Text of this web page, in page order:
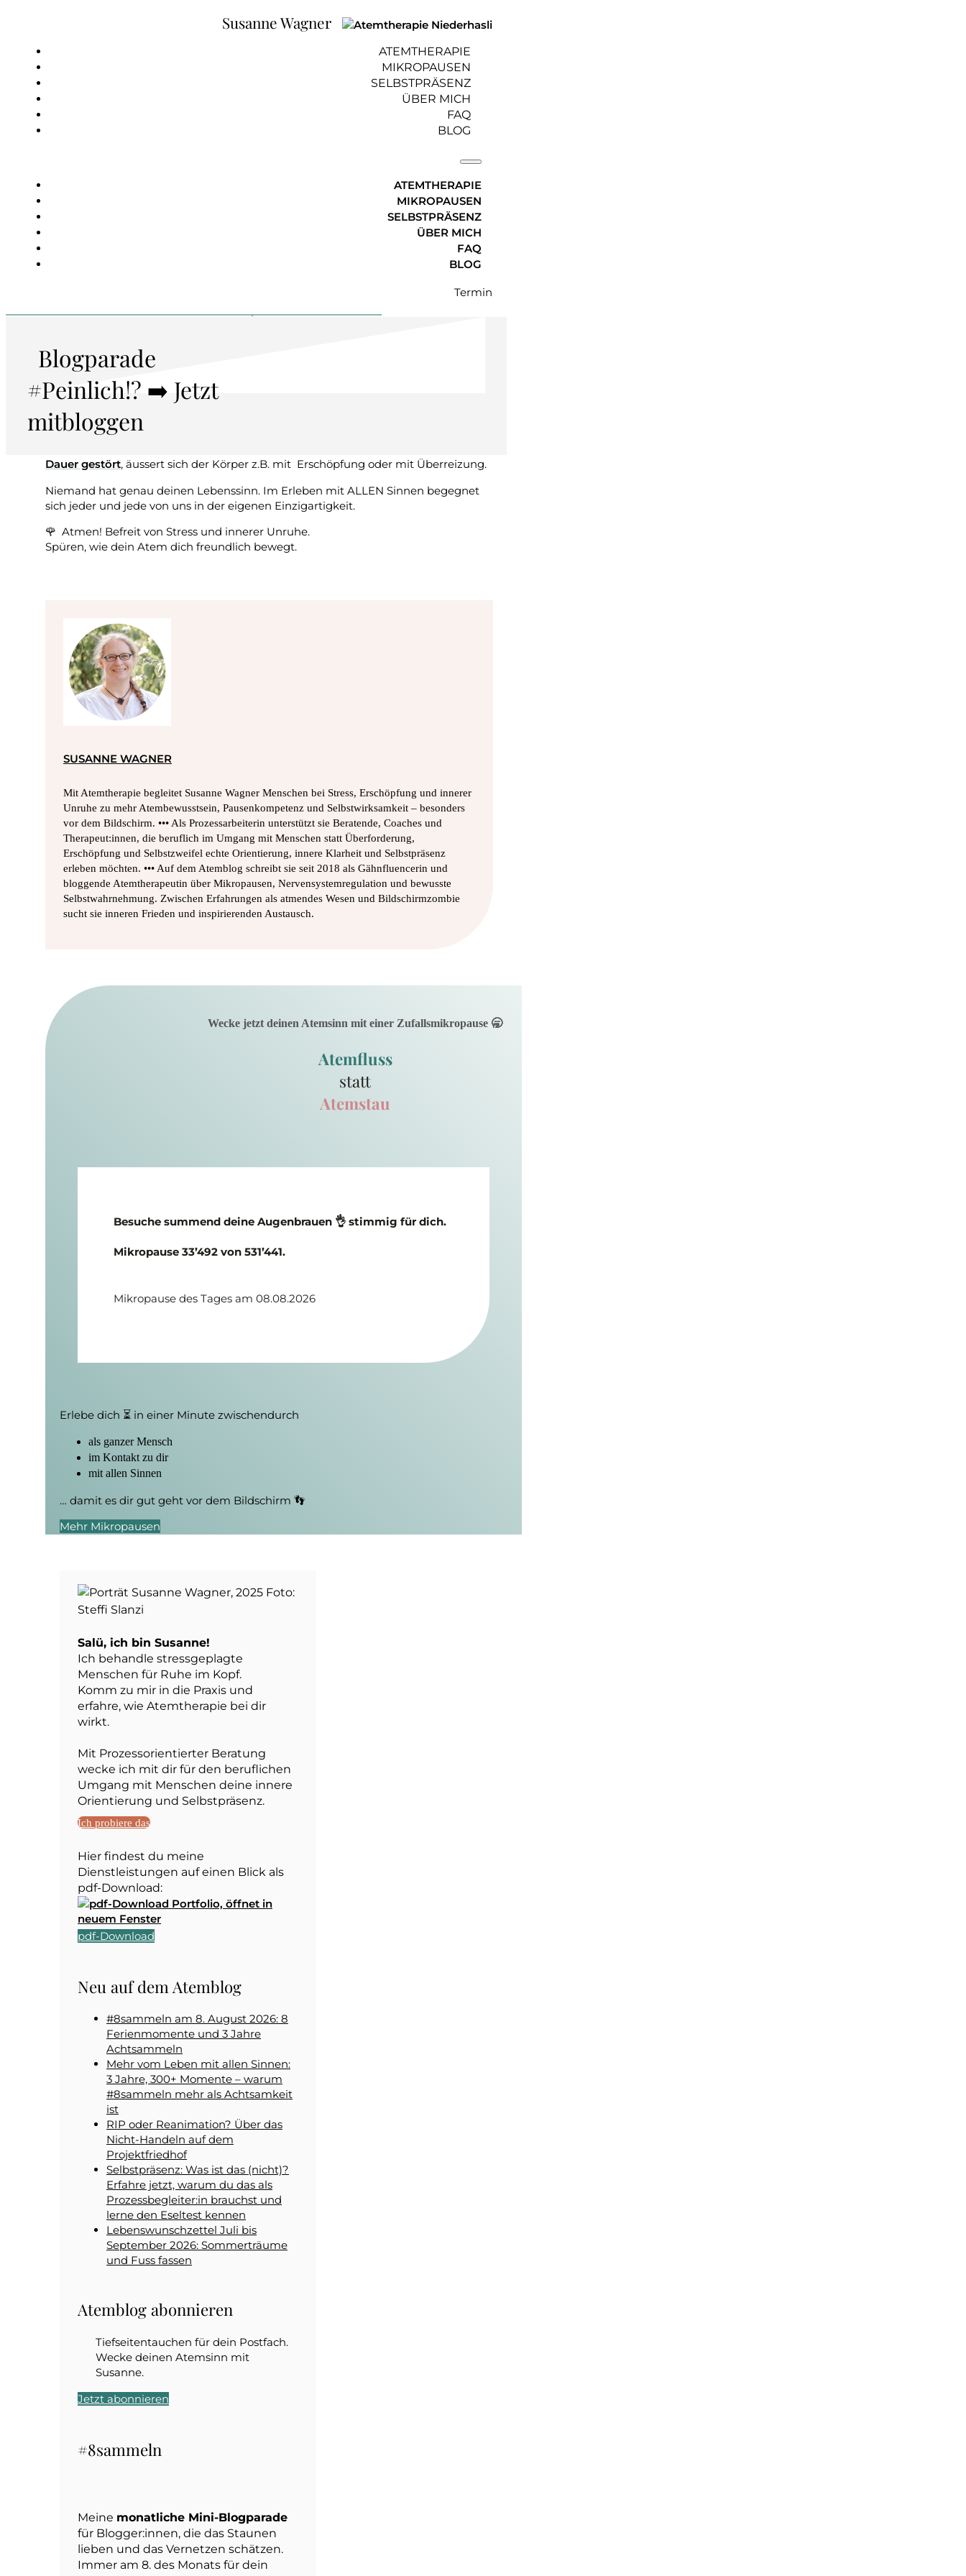
Susanne Wagner
ATEMTHERAPIE
MIKROPAUSEN
SELBSTPRÄSENZ
ÜBER MICH
FAQ
BLOG
ATEMTHERAPIE
MIKROPAUSEN
SELBSTPRÄSENZ
ÜBER MICH
FAQ
BLOG
Termin
Blogparade
#Peinlich!? ➡️ Jetzt
mitbloggen
, 19. Februar 2021, aktualisiert am 20.
Magst du es auch, den kühl gelöschten Durst, einen zufrieden gesättigten Magen
«handfeste» Wahrnehmungskanäle. Einer davon ist der Lebenssinn.
körperlichen Bedürfnisse nicht aus den Augen verlieren und uns Zeit und Musse
Für dieses behagliche Wohlgefühl ist unser Alltag mit Hektik, Angst und Stress
Dauer gestört, äussert sich der Körper z.B. mit Erschöpfung oder mit Überreizung.
Niemand hat genau deinen Lebenssinn. Im Erleben mit ALLEN Sinnen begegnet
sich jeder und jede von uns in der eigenen Einzigartigkeit.
🌹 Atmen! Befreit von Stress und innerer Unruhe.
Spüren, wie dein Atem dich freundlich bewegt.
SUSANNE WAGNER
Mit Atemtherapie begleitet Susanne Wagner Menschen bei Stress, Erschöpfung und innerer
Unruhe zu mehr Atembewusstsein, Pausenkompetenz und Selbstwirksamkeit – besonders
vor dem Bildschirm. ••• Als Prozessarbeiterin unterstützt sie Beratende, Coaches und
Therapeut:innen, die beruflich im Umgang mit Menschen statt Überforderung,
Erschöpfung und Selbstzweifel echte Orientierung, innere Klarheit und Selbstpräsenz
erleben möchten. ••• Auf dem Atemblog schreibt sie seit 2018 als Gähnfluencerin und
bloggende Atemtherapeutin über Mikropausen, Nervensystemregulation und bewusste
Selbstwahrnehmung. Zwischen Erfahrungen als atmendes Wesen und Bildschirmzombie
sucht sie inneren Frieden und inspirierenden Austausch.
Wecke jetzt deinen Atemsinn mit einer Zufallsmikropause 🥱
Atemfluss
statt
Atemstau
Besuche summend deine Augen­brauen 👌 stimmig für dich.
Mikropause 33’492 von 531’441.
Mikropause des Tages am 08.08.2026
Erlebe dich ⏳ in einer Minute zwischendurch
als ganzer Mensch
im Kontakt zu dir
mit allen Sinnen
… damit es dir gut geht vor dem Bildschirm 👣
Mehr Mikropausen
Salü, ich bin Susanne!
Ich behandle stressgeplagte
Menschen für Ruhe im Kopf.
Komm zu mir in die Praxis und
erfahre, wie Atemtherapie bei dir
wirkt.
Mit Prozessorientierter Beratung
wecke ich mit dir für den beruflichen
Umgang mit Menschen deine innere
Orientierung und Selbstpräsenz.
Ich probiere das
Hier findest du meine
Dienstleistungen auf einen Blick als
pdf-Download:
pdf-Download
Neu auf dem Atemblog
#8sammeln am 8. August 2026: 8
Ferienmomente und 3 Jahre
Achtsammeln
Mehr vom Leben mit allen Sinnen:
3 Jahre, 300+ Momente – warum
#8sammeln mehr als Achtsamkeit
ist
RIP oder Reanimation? Über das
Nicht-Handeln auf dem
Projektfriedhof
Selbstpräsenz: Was ist das (nicht)?
Erfahre jetzt, warum du das als
Prozessbegleiter:in brauchst und
lerne den Eseltest kennen
Lebenswunschzettel Juli bis
September 2026: Sommerträume
und Fuss fassen
Atemblog abonnieren
Tiefseitentauchen für dein Postfach.
Wecke deinen Atemsinn mit
Susanne.
Jetzt abonnieren
#8sammeln
Meine monatliche Mini-Blogparade
für Blogger:innen, die das Staunen
lieben und das Vernetzen schätzen.
Immer am 8. des Monats für dein